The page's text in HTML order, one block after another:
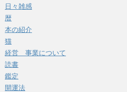
日々雑感
暦
本の紹介
猫
経営 事業について
読書
鑑定
開運法